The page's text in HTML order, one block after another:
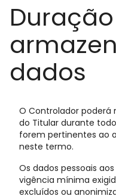
dados
O Controlador poderá
do Titular durante
forem pertinentes ao
neste termo.
Os dados pessoais
vigência mínima
excluídos ou